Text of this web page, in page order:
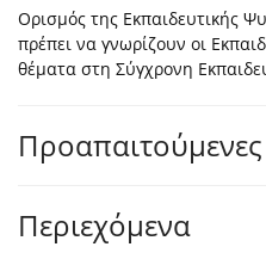
Ορισμός της Εκπαιδευτικής
πρέπει να γνωρίζουν οι
θέματα στη Σύγχρονη
Περιεχόμενα